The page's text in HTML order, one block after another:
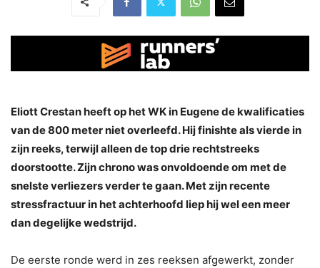
Eliott Crestan heeft op het WK in Eugene de kwalificaties
van de 800 meter niet overleefd. Hij finishte als vierde in
zijn reeks, terwijl alleen de top drie rechtstreeks
doorstootte. Zijn chrono was onvoldoende om met de
snelste verliezers verder te gaan. Met zijn recente
stressfractuur in het achterhoofd liep hij wel een meer
dan degelijke wedstrijd.
De eerste ronde werd in zes reeksen afgewerkt, zonder